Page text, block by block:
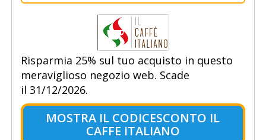
Risparmia 25% sul tuo acquisto in questo
meraviglioso negozio web. Scade
il 31/12/2026.
MOSTRA IL CODICESCONTO IL
CAFFE ITALIANO